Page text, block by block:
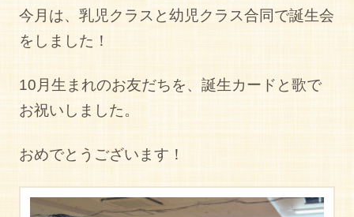
今月は、乳児クラスと幼児クラス合同で誕生会
をしました！
10月生まれのお友だちを、誕生カードと歌で
お祝いしました。
おめでとうございます！